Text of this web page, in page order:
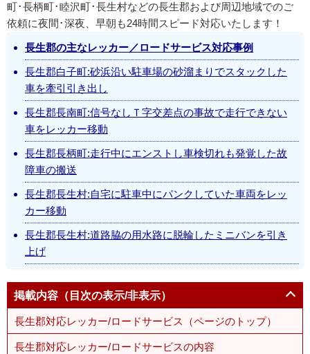
町･長柄町･睦沢町･長生村などの長生郡および周辺地域でのご
依頼に夜間･深夜、早朝も24時間スピード対応いたします！
長生郡の主なレッカー／ロードサービス対応事例
長生郡白子町:砂浜沿い駐車場の砂溜まりでスタックした
車を牽引引き出し
長生郡長南町:信号なしＴ字交差点の事故で走行できない
車をレッカー移動
長生郡長柄町:走行中にエンストし車検切れも発覚した故
障車の搬送
長生郡長生村:自宅に駐車中にパンクしていた車両をレッ
カー移動
長生郡長生村:道路脇の用水路に脱輪したミニバンを引き
上げ
掲載内容（目次の表示/非表示）
長生郡対応レッカー/ロードサービス（ページのトップ）
長生郡対応レッカー/ロードサービスの内容